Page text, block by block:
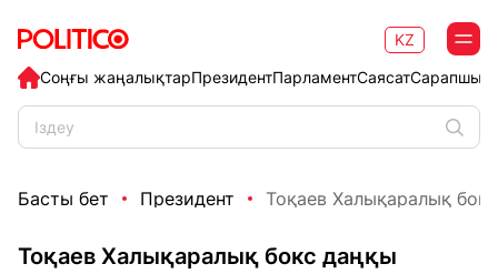
Соңғы жаңалықтарПрезидентПарламентСаясат
KZ
Басты бет Президент Тоқаев Халықаралық
Тоқаев Халықаралық бокс даңқы